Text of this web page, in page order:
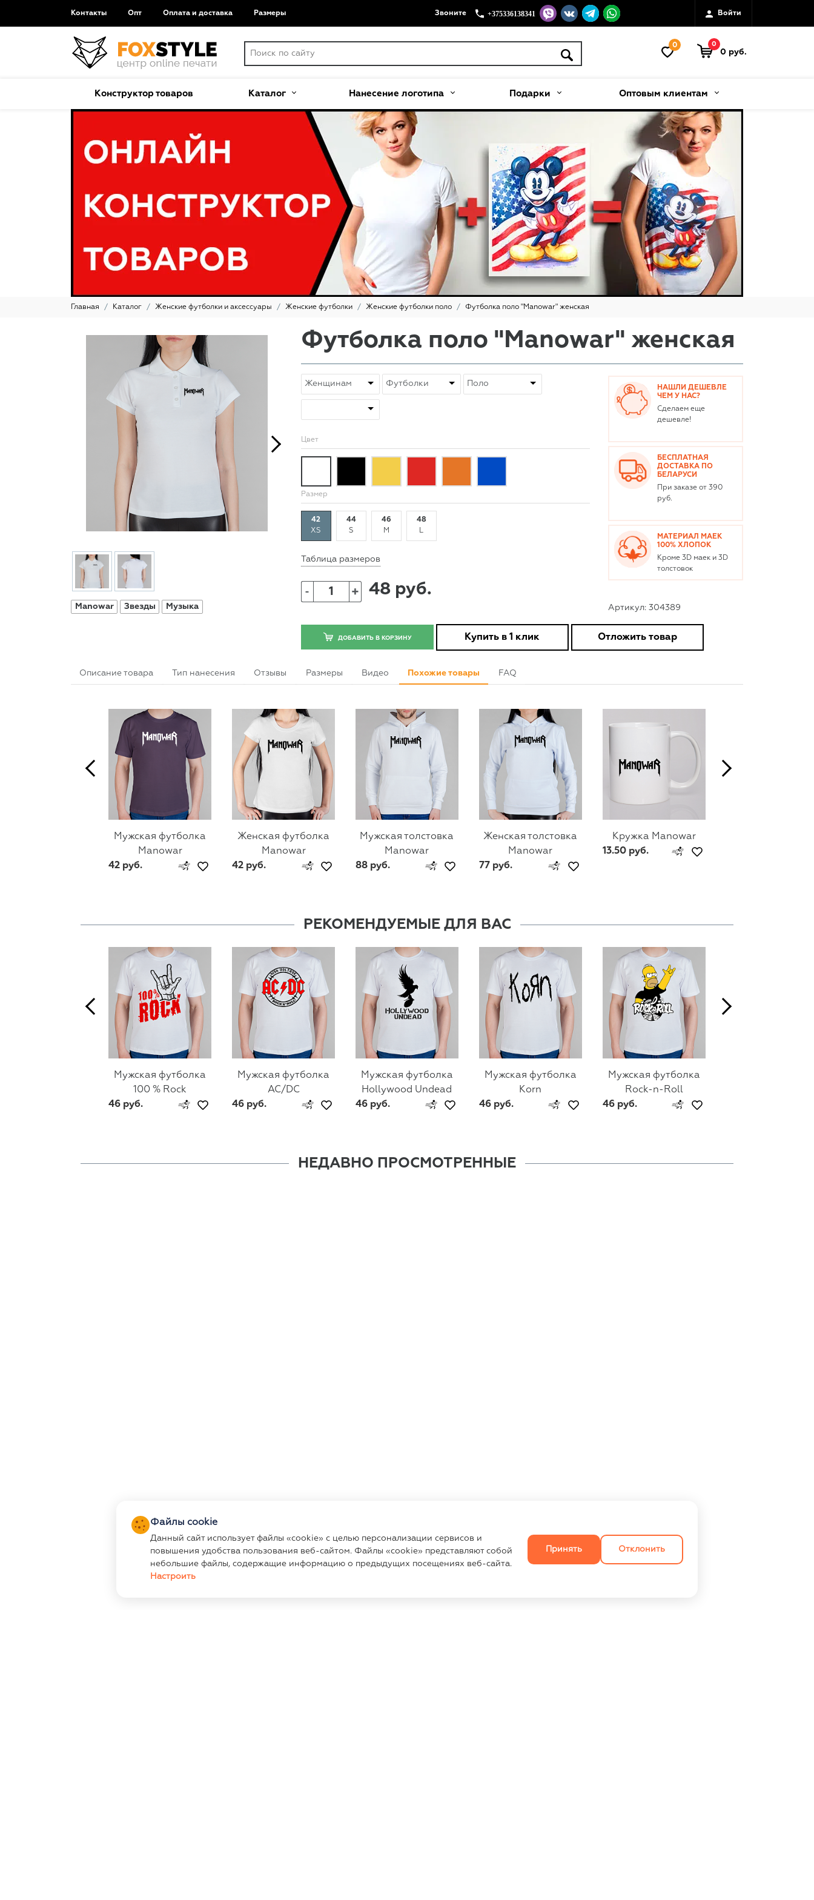
Контакты Опт Оплата и доставка Размеры Звоните +375336138341 Войти
0 0
0 руб.
Конструктор товаров Каталог Нанесение логотипа Подарки Оптовым клиентам
Главная Каталог Женские футболки и аксессуары Женские футболки Женские футболки поло Футболка поло "Manowar" женская
Manowar Звезды Музыка
Футболка поло "Manowar" женская
Цвет
Размер
42
XS
44
S
46
M
48
L
Таблица размеров
- + 48 руб.
НАШЛИ ДЕШЕВЛЕ
ЧЕМ У НАС?
Сделаем еще
дешевле!
БЕСПЛАТНАЯ
ДОСТАВКА ПО
БЕЛАРУСИ
При заказе от 390
руб.
МАТЕРИАЛ МАЕК
100% ХЛОПОК
Кроме 3D маек и 3D
толстовок
Артикул: 304389
ДОБАВИТЬ В КОРЗИНУ Купить в 1 клик Отложить товар
Описание товара Тип нанесения Отзывы Размеры Видео Похожие товары FAQ
Мужская футболка
Manowar
42 руб.
Женская футболка
Manowar
42 руб.
Мужская толстовка
Manowar
88 руб.
Женская толстовка
Manowar
77 руб.
Кружка Manowar
13.50 руб.
РЕКОМЕНДУЕМЫЕ ДЛЯ ВАС
Мужская футболка
100 % Rock
46 руб.
Мужская футболка
AC/DC
46 руб.
Мужская футболка
Hollywood Undead
46 руб.
Мужская футболка
Korn
46 руб.
Мужская футболка
Rock-n-Roll
46 руб.
НЕДАВНО ПРОСМОТРЕННЫЕ
Файлы cookie
Данный сайт использует файлы «cookie» с целью персонализации сервисов и
повышения удобства пользования веб-сайтом. Файлы «cookie» представляют собой
небольшие файлы, содержащие информацию о предыдущих посещениях веб-сайта.
Настроить
Принять Отклонить